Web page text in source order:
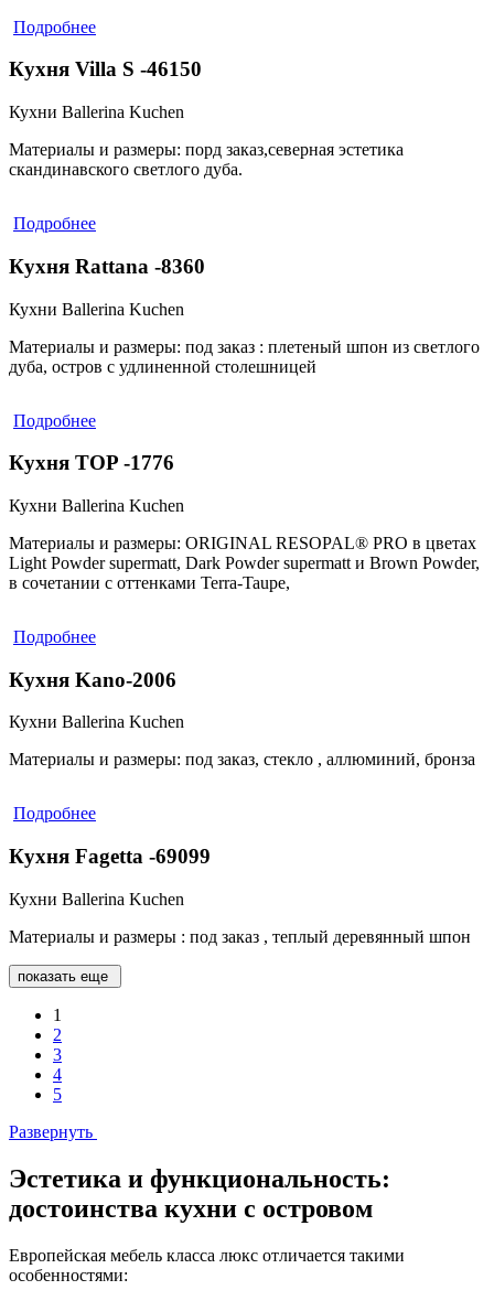
Подробнее
Кухня Villa S -46150
Кухни Ballerina Kuchen
Материалы и размеры: порд заказ,северная эстетика
скандинавского светлого дуба.
Подробнее
Кухня Rattana -8360
Кухни Ballerina Kuchen
Материалы и размеры: под заказ : плетеный шпон из светлого
дуба, остров с удлиненной столешницей
Подробнее
Кухня TOP -1776
Кухни Ballerina Kuchen
Материалы и размеры: ORIGINAL RESOPAL® PRO в цветах
Light Powder supermatt, Dark Powder supermatt и Brown Powder,
в сочетании с оттенками Terra-Taupe,
Подробнее
Кухня Kano-2006
Кухни Ballerina Kuchen
Материалы и размеры: под заказ, стекло , аллюминий, бронза
Подробнее
Кухня Fagetta -69099
Кухни Ballerina Kuchen
Материалы и размеры : под заказ , теплый деревянный шпон
показать еще
1
2
3
4
5
Развернуть
Эстетика и функциональность:
достоинства кухни с островом
Европейская мебель класса люкс отличается такими
особенностями: